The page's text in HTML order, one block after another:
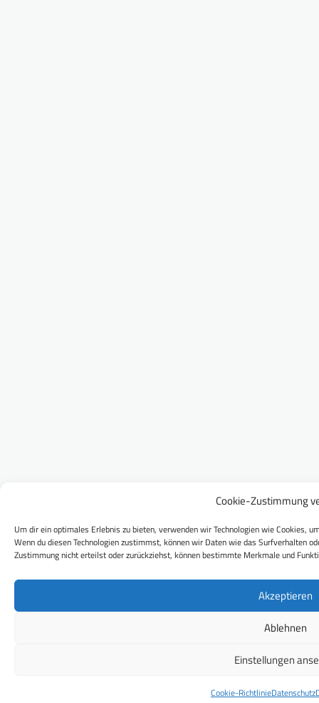
Cookie-Zustimmung
Um dir ein optimales Erlebnis zu bieten, verwenden wir Technologien wie Cookies,
Wenn du diesen Technologien zustimmst, können wir Daten wie das Surfverhalten
Zustimmung nicht erteilst oder zurückziehst, können bestimmte Merkmale und
Akzeptieren
Ablehnen
Einstellungen
Cookie-RichtlinieDatenschutz